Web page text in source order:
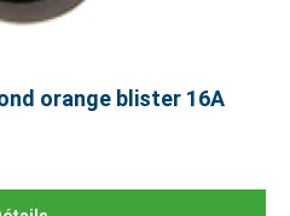
orange blister 16A